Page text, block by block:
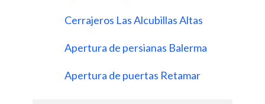
Cerrajeros Las Alcubillas Altas
Apertura de persianas Balerma
Apertura de puertas Retamar